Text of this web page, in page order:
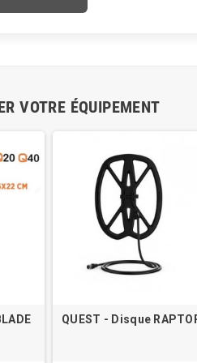
VOTRE ÉQUIPEMENT
QUEST - Disque